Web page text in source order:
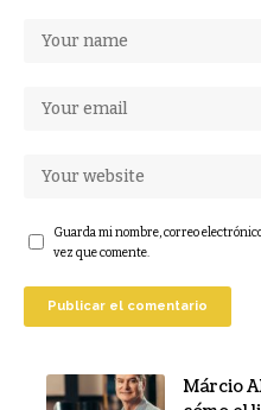
Guarda mi nombre, correo
vez que comente.
Márcio